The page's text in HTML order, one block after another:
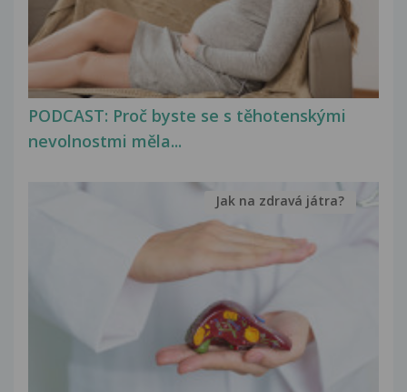
PODCAST: Proč byste se s těhotenskými
nevolnostmi měla...
Jak na zdravá játra?